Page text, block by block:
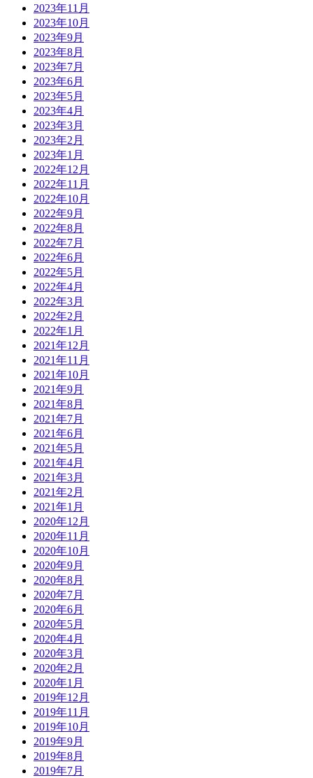
2023年11月
2023年10月
2023年9月
2023年8月
2023年7月
2023年6月
2023年5月
2023年4月
2023年3月
2023年2月
2023年1月
2022年12月
2022年11月
2022年10月
2022年9月
2022年8月
2022年7月
2022年6月
2022年5月
2022年4月
2022年3月
2022年2月
2022年1月
2021年12月
2021年11月
2021年10月
2021年9月
2021年8月
2021年7月
2021年6月
2021年5月
2021年4月
2021年3月
2021年2月
2021年1月
2020年12月
2020年11月
2020年10月
2020年9月
2020年8月
2020年7月
2020年6月
2020年5月
2020年4月
2020年3月
2020年2月
2020年1月
2019年12月
2019年11月
2019年10月
2019年9月
2019年8月
2019年7月